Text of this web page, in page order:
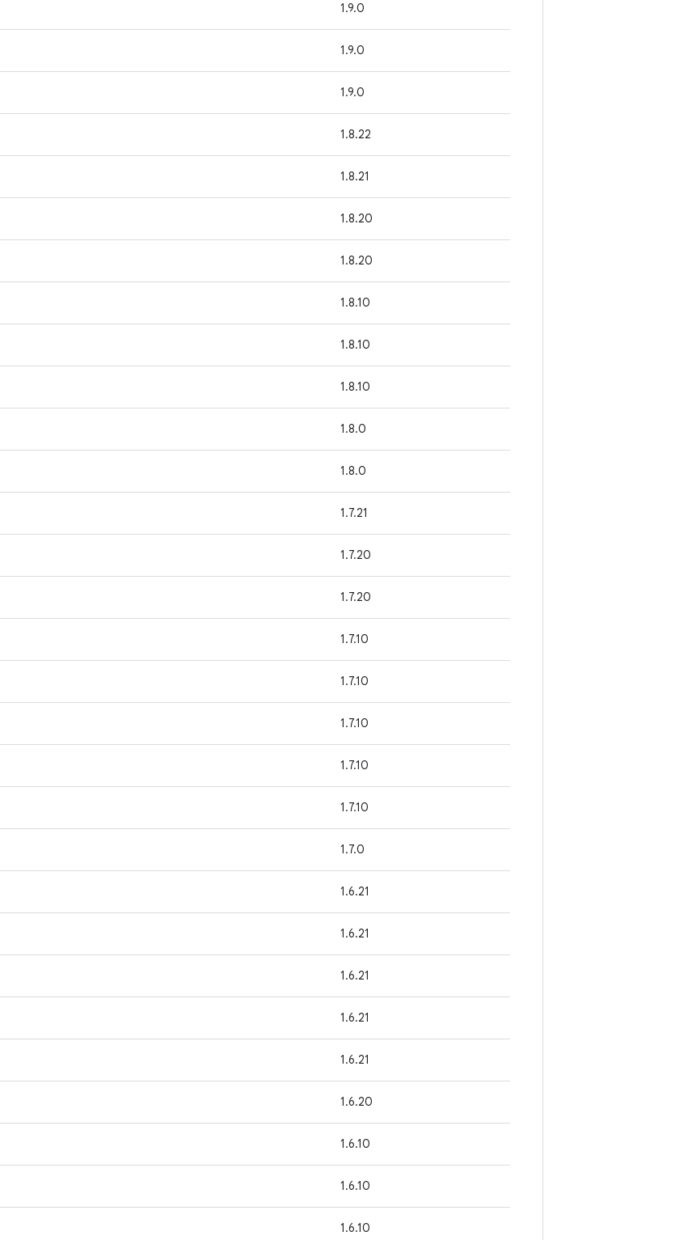
1.9.0
1.9.0
1.9.0
1.8.22
1.8.21
1.8.20
1.8.20
1.8.10
1.8.10
1.8.10
1.8.0
1.8.0
1.7.21
1.7.20
1.7.20
1.7.10
1.7.10
1.7.10
1.7.10
1.7.10
1.7.0
1.6.21
1.6.21
1.6.21
1.6.21
1.6.21
1.6.20
1.6.10
1.6.10
1.6.10